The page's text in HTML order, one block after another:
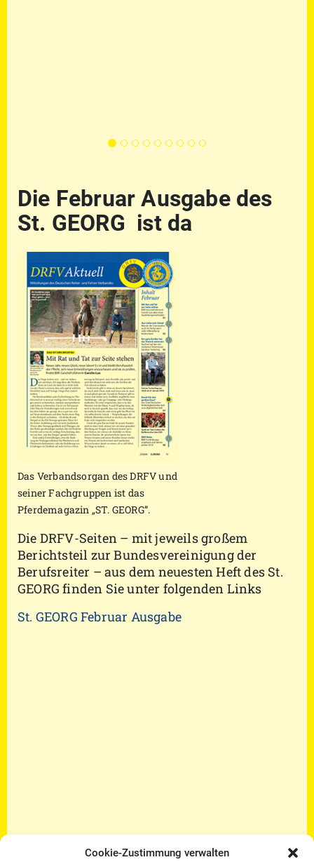
Cookie-Zustimmung verwalten
Die Februar Ausgabe des
St. GEORG ist da
Das Verbandsorgan des DRFV und
seiner Fachgruppen ist das
Pferdemagazin „ST. GEORG”.
Die DRFV-Seiten – mit jeweils großem
Berichtsteil zur Bundesvereinigung der
Berufsreiter – aus dem neuesten Heft des St.
GEORG finden Sie unter folgenden Links
St. GEORG Februar Ausgabe